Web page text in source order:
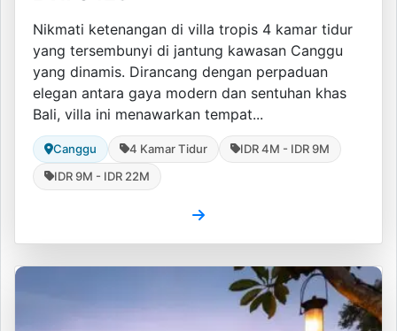
Nikmati ketenangan di villa tropis 4 kamar tidur
yang tersembunyi di jantung kawasan Canggu
yang dinamis. Dirancang dengan perpaduan
elegan antara gaya modern dan sentuhan khas
Bali, villa ini menawarkan tempat...
Canggu 4 Kamar Tidur
IDR 4M - IDR 9M
IDR 9M - IDR 22M